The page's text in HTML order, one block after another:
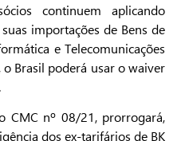
continuem aplicando
importações de Bens de
e Telecomunicações
o Brasil poderá usar o waiver
CMC nº 08/21, prorrogará,
dos ex-tarifários de BK